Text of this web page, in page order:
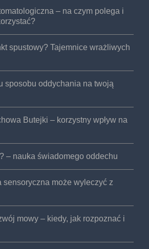
– na czym polega i
spustowy? Tajemnice wrażliwych
sposobu oddychania na twoją
Butejki – korzystny wpływ na
– nauka świadomego oddechu
sensoryczna może wyleczyć z
mowy – kiedy, jak rozpoznać i